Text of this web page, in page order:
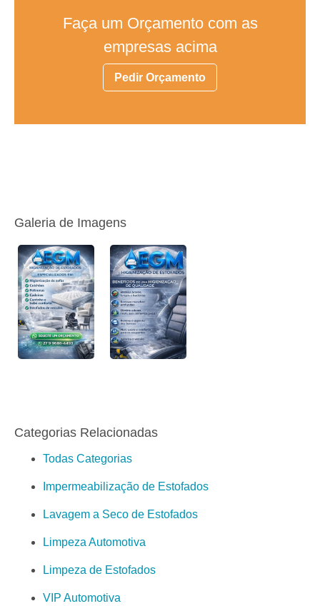
Faça um Orçamento com as
empresas acima
Pedir Orçamento
Galeria de Imagens
Categorias Relacionadas
Todas Categorias
Impermeabilização de Estofados
Lavagem a Seco de Estofados
Limpeza Automotiva
Limpeza de Estofados
VIP Automotiva